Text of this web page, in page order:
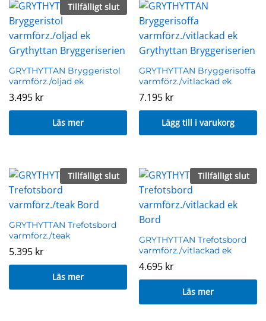
Tillfälligt slut
GRYTHYTTAN Bryggeristol
varmförz./oljad ek
3.495 kr
Läs mer
GRYTHYTTAN Bryggerisoffa
varmförz./vitlackad ek
7.195 kr
Lägg till i varukorg
Tillfälligt slut
GRYTHYTTAN Trefotsbord
varmförz./teak
5.395 kr
Läs mer
Tillfälligt slut
GRYTHYTTAN Trefotsbord
varmförz./vitlackad ek
4.695 kr
Läs mer